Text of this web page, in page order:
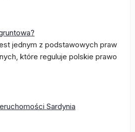
jednym z podstawowych praw
które reguluje polskie prawo
Sardynia